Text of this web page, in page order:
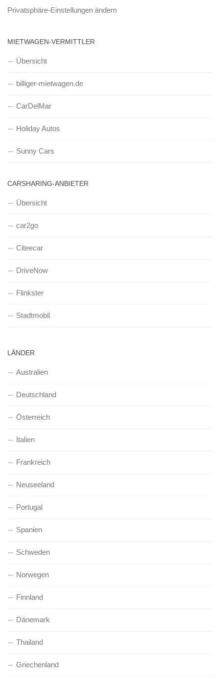
Privatsphäre-Einstellungen ändern
MIETWAGEN-VERMITTLER
Übersicht
billiger-mietwagen.de
CarDelMar
Holiday Autos
Sunny Cars
CARSHARING-ANBIETER
Übersicht
car2go
Citeecar
DriveNow
Flinkster
Stadtmobil
LÄNDER
Australien
Deutschland
Österreich
Italien
Frankreich
Neuseeland
Portugal
Spanien
Schweden
Norwegen
Finnland
Dänemark
Thailand
Griechenland